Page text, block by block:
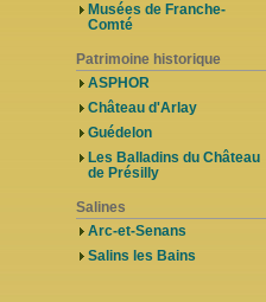
Musées de Franche-
Comté
Patrimoine historique
ASPHOR
Château d'Arlay
Guédelon
Les Balladins du Château
de Présilly
Salines
Arc-et-Senans
Salins les Bains